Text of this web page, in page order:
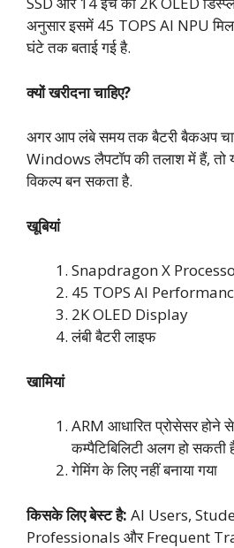
अनुसार इसमें 45 TOPS AI NPU
घंटे तक बताई गई है.
क्यों खरीदना चाहिए?
अगर आप लंबे समय तक बैटरी बैकअप
Windows लैपटॉप की तलाश में हैं, तो
विकल्प बन सकता है.
खूबियां
Snapdragon X
45 TOPS AI
2K OLED Display
लंबी बैटरी लाइफ
खामियां
ARM आधारित प्रोसेसर होने
कम्पैटिबिलिटी अलग हो सकती
गेमिंग के लिए नहीं बनाया गया
किसके लिए बेस्ट है: AI Users,
Professionals और Frequent